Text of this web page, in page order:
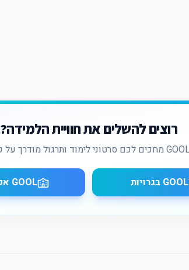
רוצים להשלים את חוויית הלמידה?
GOOL בגרויות GOOL אקדמיה